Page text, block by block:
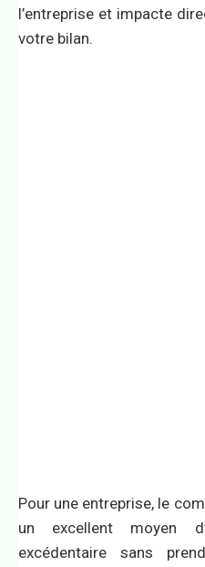
l’entreprise et impacte
votre bilan.
Pour une entreprise, le
un excellent moyen
excédentaire sans